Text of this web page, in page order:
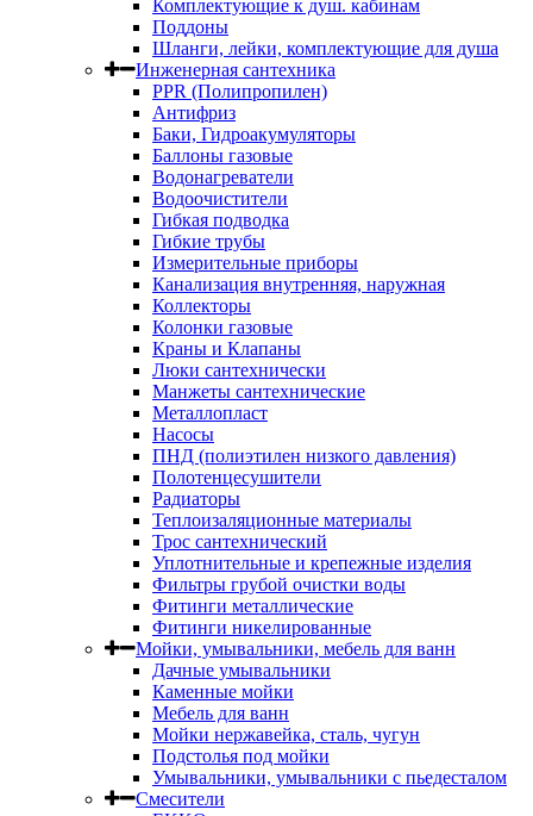
Комплектующие к душ. кабинам
Поддоны
Шланги, лейки, комплектующие для душа
Инженерная сантехника
PPR (Полипропилен)
Антифриз
Баки, Гидроакумуляторы
Баллоны газовые
Водонагреватели
Водоочистители
Гибкая подводка
Гибкие трубы
Измерительные приборы
Канализация внутренняя, наружная
Коллекторы
Колонки газовые
Краны и Клапаны
Люки сантехнически
Манжеты сантехнические
Металлопласт
Насосы
ПНД (полиэтилен низкого давления)
Полотенцесушители
Радиаторы
Теплоизаляционные материалы
Трос сантехнический
Уплотнительные и крепежные изделия
Фильтры грубой очистки воды
Фитинги металлические
Фитинги никелированные
Мойки, умывальники, мебель для ванн
Дачные умывальники
Каменные мойки
Мебель для ванн
Мойки нержавейка, сталь, чугун
Подстолья под мойки
Умывальники, умывальники с пьедесталом
Смесители